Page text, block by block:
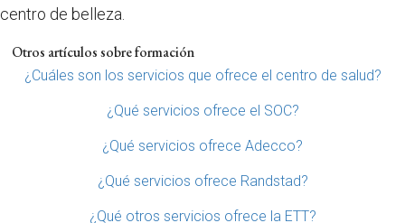
centro de belleza.
Otros artículos sobre formación
¿Cuáles son los servicios que ofrece el centro de salud?
¿Qué servicios ofrece el SOC?
¿Qué servicios ofrece Adecco?
¿Qué servicios ofrece Randstad?
¿Qué otros servicios ofrece la ETT?